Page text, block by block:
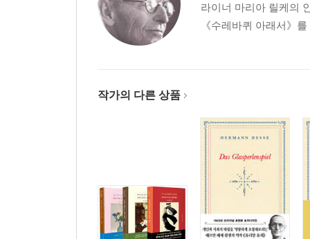
라이너 마리아 릴케의
《수레바퀴 아래서》
작가의 다른 상품